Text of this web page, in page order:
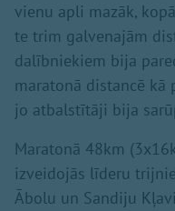
vienu apli mazāk,
te trim galvenajām
dalībniekiem bija
maratonā distancē
jo atbalstītāji bija
Maratonā 48km
izveidojās līderu
Ābolu un Sandiju